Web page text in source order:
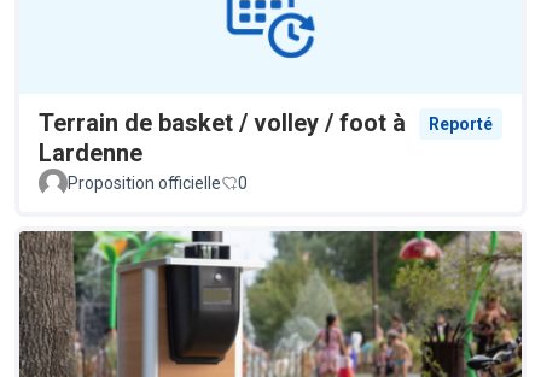
Terrain de basket / volley / foot à
Lardenne
Reporté
Proposition officielle 0